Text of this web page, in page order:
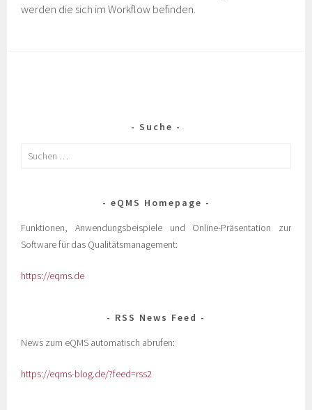
werden die sich im Workflow befinden.
Suche
eQMS Homepage
Funktionen, Anwendungsbeispiele und Online-Präsentation zur
Software für das Qualitätsmanagement:
https://eqms.de
RSS News Feed
News zum eQMS automatisch abrufen:
https://eqms-blog.de/?feed=rss2